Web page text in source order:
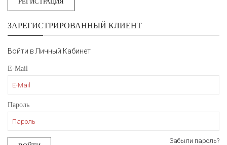
ЗАРЕГИСТРИРОВАННЫЙ КЛИЕНТ
Войти в Личный Кабинет
E-Mail
Пароль
Забыли пароль?